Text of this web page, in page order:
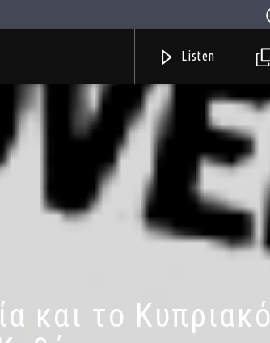
Listen
και το Κυπριακό